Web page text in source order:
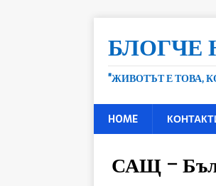
БЛОГЧЕ
"ЖИВОТЪТ Е ТОВА,
HOME
САЩ –